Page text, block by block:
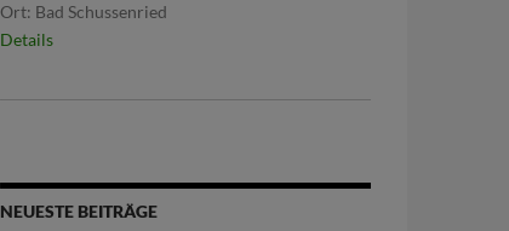
Ort: Bad Schussenried
Details
NEUESTE BEITRÄGE